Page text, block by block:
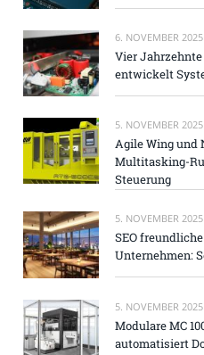
6. NOVEMBER 2025
Vier Jahrzehnte
entwickelt
5. NOVEMBER 2025
Agile Wing und
Multitasking-
Steuerung
5. NOVEMBER 2025
SEO
Unternehmen:
5. NOVEMBER 2025
Modulare MC
automatisiert